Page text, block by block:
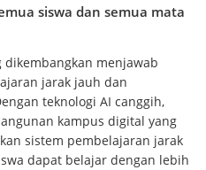
siswa dan semua mata
menjawab
jarak jauh dan
teknologi AI canggih,
kampus digital yang
sistem pembelajaran jarak
dapat belajar dengan lebih